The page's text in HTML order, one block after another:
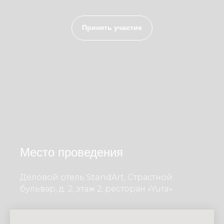
Принять участие
Место проведения
Деловой отель StandArt, Страстной
бульвар, д. 2, этаж 2, ресторан «Yura»